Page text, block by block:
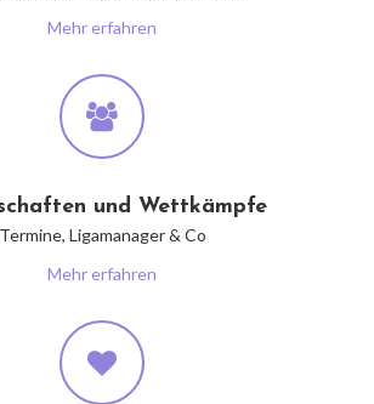
Mehr erfahren
und Wettkämpfe
Termine, Ligamanager & Co
Mehr erfahren